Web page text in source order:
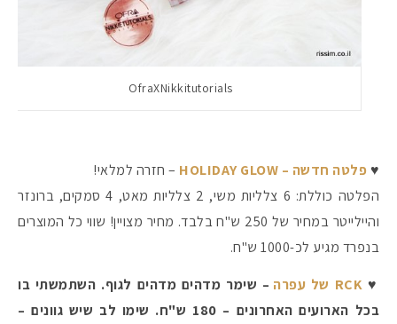
OfraXNikkitutorials
♥ פלטה חדשה – HOLIDAY GLOW
– חזרה למלאי!
הפלטה כוללת: 6 צלליות משי, 2 צלליות מאט, 4 סמקים, ברונזר
והיילייטר במחיר של 250 ש"ח בלבד. מחיר מצויין! שווי כל המוצרים
בנפרד מגיע לכ-1000 ש"ח.
♥ RCK של עפרה
– שימר מדהים מדהים לגוף. השתמשתי בו
בכל הארועים האחרונים – 180 ש"ח. שימו לב שיש גוונים –